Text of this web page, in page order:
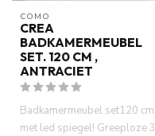
COMO
CREA
BADKAMERMEUBEL
SET. 120 CM ,
ANTRACIET
Badkamermeubel set120 cm
met led spiegel! Greeploze 3